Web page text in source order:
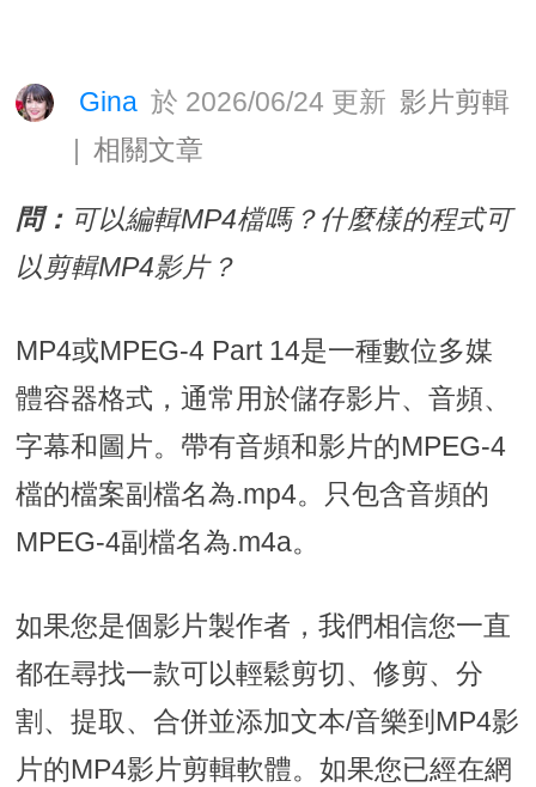
Gina 於 2026/06/24 更新 影片剪輯
相關文章
問： 可以編輯MP4檔嗎？什麼樣的程式可
以剪輯MP4影片？
MP4或MPEG-4 Part 14是一種數位多媒
體容器格式，通常用於儲存影片、音頻、
字幕和圖片。帶有音頻和影片的MPEG-4
檔的檔案副檔名為.mp4。只包含音頻的
MPEG-4副檔名為.m4a。
如果您是個影片製作者，我們相信您一直
都在尋找一款可以輕鬆剪切、修剪、分
割、提取、合併並添加文本/音樂到MP4影
片的MP4影片剪輯軟體。如果您已經在網